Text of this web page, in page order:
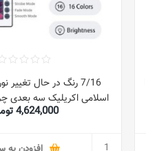
7/16 رنگ در حال
چراغ خواب کودکان و
4,624,000 تومان